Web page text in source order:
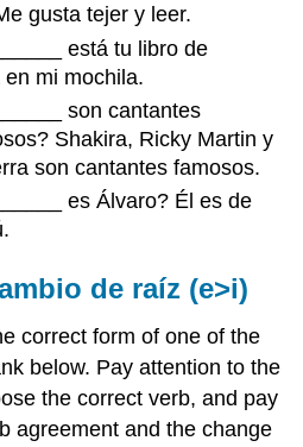
gusta tejer y leer.
está tu libro de
mi mochila.
son cantantes
Shakira, Ricky Martin y
son cantantes famosos.
es Álvaro? Él es de
de raíz (e>i)
correct form of one of the
below. Pay attention to the
the correct verb, and pay
agreement and the change